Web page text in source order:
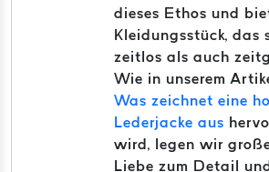
dieses Ethos und
Kleidungsstück, das
zeitlos als auch
Wie in unserem
Was zeichnet eine
Lederjacke aus
wird, legen wir
Liebe zum Detail